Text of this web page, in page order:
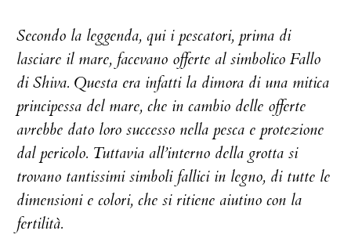
Secondo la leggenda, qui i pescatori, prima di
lasciare il mare, facevano offerte al simbolico Fallo
di Shiva. Questa era infatti la dimora di una mitica
principessa del mare, che in cambio delle offerte
avrebbe dato loro successo nella pesca e protezione
dal pericolo. Tuttavia all’interno della grotta si
trovano tantissimi simboli fallici in legno, di tutte le
dimensioni e colori, che si ritiene aiutino con la
fertilità.